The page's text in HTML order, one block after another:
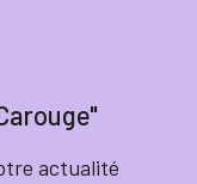
actualité